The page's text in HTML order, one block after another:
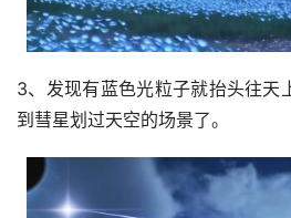
3、发现有蓝色光粒子就抬头往天
到彗星划过天空的场景了。